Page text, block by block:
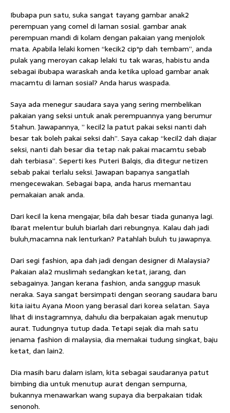
Ibubapa pun satu, suka sangat tayang gambar anak2
perempuan yang comel di laman sosial. gambar anak
perempuan mandi di kolam dengan pakaian yang menjolok
mata. Apabila lelaki komen “kecik2 cip*p dah tembam”, anda
pulak yang meroyan cakap lelaki tu tak waras, habistu anda
sebagai ibubapa waraskah anda ketika upload gambar anak
macamtu di laman sosial? Anda harus waspada.
Saya ada menegur saudara saya yang sering membelikan
pakaian yang seksi untuk anak perempuannya yang berumur
5tahun. Jawapannya, ” kecil2 la patut pakai seksi nanti dah
besar tak boleh pakai seksi dah”. Saya cakap “kecil2 dah diajar
seksi, nanti dah besar dia tetap nak pakai macamtu sebab
dah terbiasa”. Seperti kes Puteri Balqis, dia ditegur netizen
sebab pakai terlalu seksi. Jawapan bapanya sangatlah
mengecewakan. Sebagai bapa, anda harus memantau
pemakaian anak anda.
Dari kecil la kena mengajar, bila dah besar tiada gunanya lagi.
Ibarat melentur buluh biarlah dari rebungnya. Kalau dah jadi
buluh,macamna nak lenturkan? Patahlah buluh tu jawapnya.
Dari segi fashion, apa dah jadi dengan designer di Malaysia?
Pakaian ala2 muslimah sedangkan ketat, jarang, dan
sebagainya. Jangan kerana fashion, anda sanggup masuk
neraka. Saya sangat bersimpati dengan seorang saudara baru
kita iaitu Ayana Moon yang berasal dari korea selatan. Saya
lihat di instagramnya, dahulu dia berpakaian agak menutup
aurat. Tudungnya tutup dada. Tetapi sejak dia mah satu
jenama fashion di malaysia, dia memakai tudung singkat, baju
ketat, dan lain2.
Dia masih baru dalam islam, kita sebagai saudaranya patut
bimbing dia untuk menutup aurat dengan sempurna,
bukannya menawarkan wang supaya dia berpakaian tidak
senonoh.